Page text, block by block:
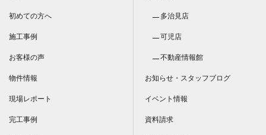
初めての方へ
施工事例
お客様の声
物件情報
現場レポート
完工事例
多治見店
可児店
不動産情報館
お知らせ・スタッフブログ
イベント情報
資料請求